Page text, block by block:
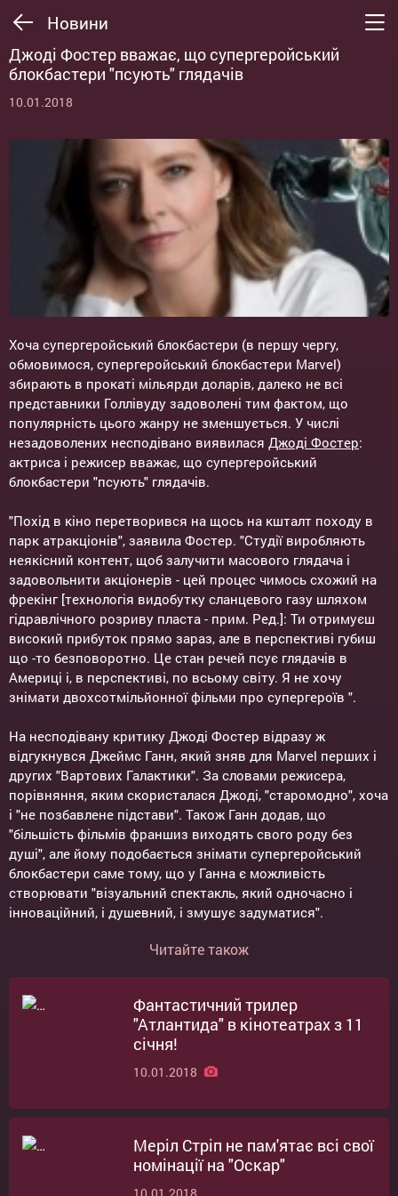
Новини
Джоді Фостер вважає, що супергеройський
блокбастери "псують" глядачів
10.01.2018
Хоча супергеройський блокбастери (в першу чергу,
обмовимося, супергеройський блокбастери Marvel)
збирають в прокаті мільярди доларів, далеко не всі
представники Голлівуду задоволені тим фактом, що
популярність цього жанру не зменшується. У числі
незадоволених несподівано виявилася Джоді Фостер:
актриса і режисер вважає, що супергеройський
блокбастери "псують" глядачів.
"Похід в кіно перетворився на щось на кшталт походу в
парк атракціонів", заявила Фостер. "Студії виробляють
неякісний контент, щоб залучити масового глядача і
задовольнити акціонерів - цей процес чимось схожий на
фрекінг [технологія видобутку сланцевого газу шляхом
гідравлічного розриву пласта - прим. Ред.]: Ти отримуєш
високий прибуток прямо зараз, але в перспективі губиш
що -то безповоротно. Це стан речей псує глядачів в
Америці і, в перспективі, по всьому світу. Я не хочу
знімати двохсотмільйонної фільми про супергероїв ".
На несподівану критику Джоді Фостер відразу ж
відгукнувся Джеймс Ганн, який зняв для Marvel перших і
других "Вартових Галактики". За словами режисера,
порівняння, яким скористалася Джоді, "старомодно", хоча
і "не позбавлене підстави". Також Ганн додав, що
"більшість фільмів франшиз виходять свого роду без
душі", але йому подобається знімати супергеройський
блокбастери саме тому, що у Ганна є можливість
створювати "візуальний спектакль, який одночасно і
інноваційний, і душевний, і змушує задуматися".
Читайте також
Фантастичний трилер
"Атлантида" в кінотеатрах з 11
січня!
10.01.2018
Меріл Стріп не пам'ятає всі свої
номінації на "Оскар"